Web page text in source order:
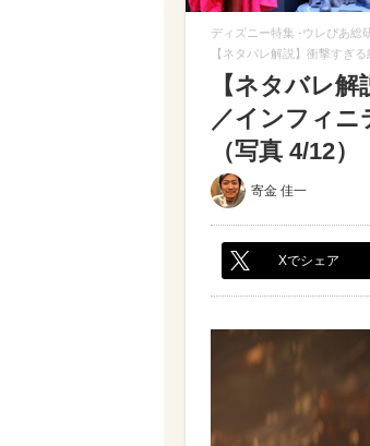
ディズニー特集 -ウレぴあ総
【ネタバレ解説】衝撃すぎ
【ネタバレ
／インフィ
（写真 4/12）
寄金 佳一
Xでシェア